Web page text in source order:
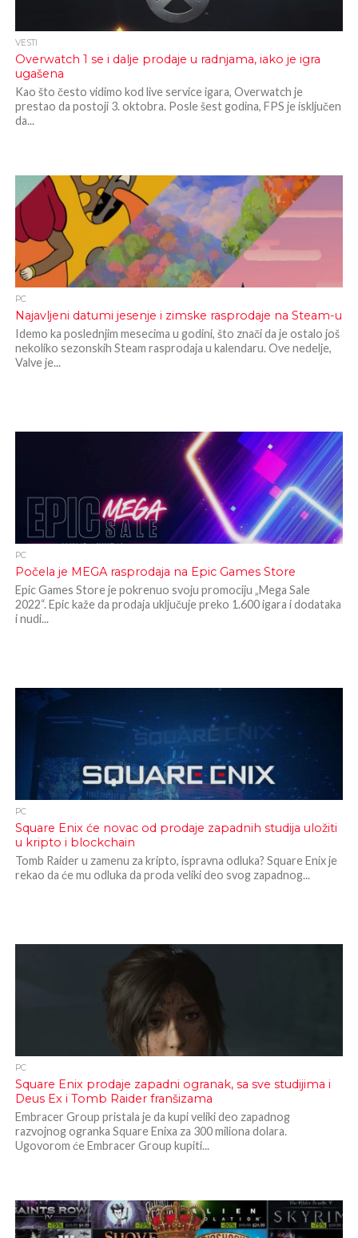
VESTI
Overwatch 1 se i dalje prodaje u radnjama, iako je igra
ugašena
Kao što često vidimo kod live service igara, Overwatch je
prestao da postoji 3. ​​oktobra. Posle šest godina, FPS je isključen
da...
PC
Najavljeni datumi jesenje i zimske rasprodaje na Steam-u
Idemo ka poslednjim mesecima u godini, što znači da je ostalo još
nekoliko sezonskih Steam rasprodaja u kalendaru. Ove nedelje,
Valve je...
PC
Počela je MEGA rasprodaja na Epic Games Store
Epic Games Store je pokrenuo svoju promociju „Mega Sale
2022“. Epic kaže da prodaja uključuje preko 1.600 igara i dodataka
i nudi...
PC
Square Enix će novac od prodaje zapadnih studija uložiti
u kripto i blockchain
Tomb Raider u zamenu za kripto, ispravna odluka? Square Enix je
rekao da će mu odluka da proda veliki deo svog zapadnog...
PC
Square Enix prodaje zapadni ogranak, sa sve studijima i
Deus Ex i Tomb Raider franšizama
Embracer Group pristala je da kupi veliki deo zapadnog
razvojnog ogranka Square Enixa za 300 miliona dolara.
Ugovorom će Embracer Group kupiti...